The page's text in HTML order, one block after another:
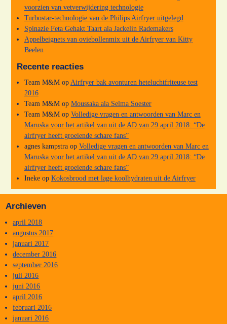
voorzien van vetverwijdering technologie
Turbostar-technologie van de Philips Airfryer uitgelegd
Spinazie Feta Gehakt Taart ala Jackelin Rademakers
Appelbeignets van oviebollenmix uit de Airfryer van Kitty
Beelen
Recente reacties
Team M&MopAirfryer bak avonturen heteluchtfriteuse test
2016
Team M&Mop Moussaka ala Selma Soester
Team M&Mop Volledige vragen en antwoorden van Marc en
Maruska voor het artikel van uit de AD van 29 april 2018: “De
airfryer heeft groeiende schare fans”
agnes kampstraop Volledige vragen en antwoorden van Marc en
Maruska voor het artikel van uit de AD van 29 april 2018: “De
airfryer heeft groeiende schare fans”
Inekeop Kokosbrood met lage koolhydraten uit de Airfryer
Archieven
april 2018
augustus 2017
januari 2017
december 2016
september 2016
juli 2016
juni 2016
april 2016
februari 2016
januari 2016